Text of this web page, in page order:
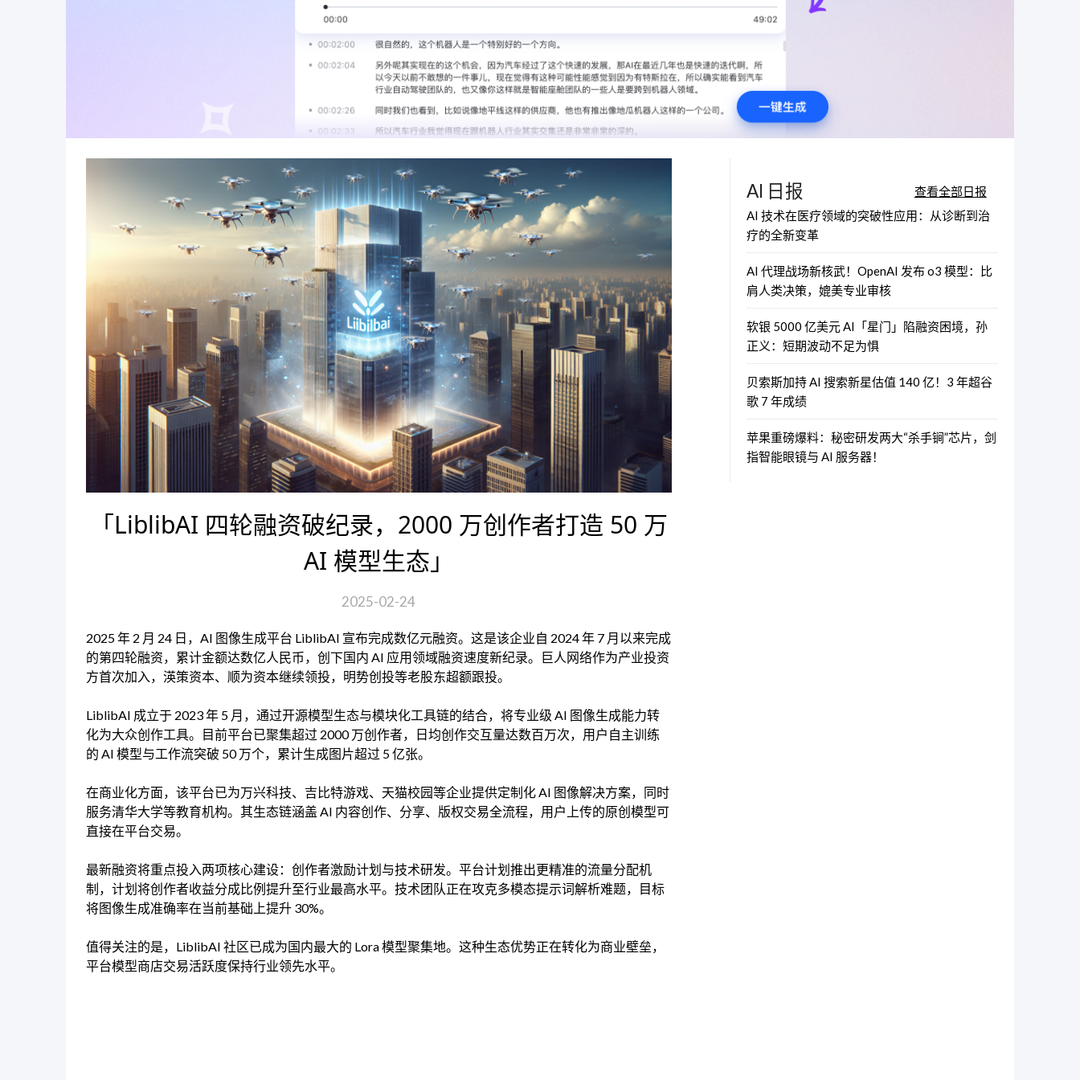
「LiblibAI 四轮融资破纪录，2000 万创作者打造 50 万
AI 模型生态」
2025-02-24
2025 年 2 月 24 日，AI 图像生成平台 LiblibAI 宣布完成数亿元融资。这是该企业自 2024 年 7 月以来完成
的第四轮融资，累计金额达数亿人民币，创下国内 AI 应用领域融资速度新纪录。巨人网络作为产业投资
方首次加入，渶策资本、顺为资本继续领投，明势创投等老股东超额跟投。
LiblibAI 成立于 2023 年 5 月，通过开源模型生态与模块化工具链的结合，将专业级 AI 图像生成能力转
化为大众创作工具。目前平台已聚集超过 2000 万创作者，日均创作交互量达数百万次，用户自主训练
的 AI 模型与工作流突破 50 万个，累计生成图片超过 5 亿张。
在商业化方面，该平台已为万兴科技、吉比特游戏、天猫校园等企业提供定制化 AI 图像解决方案，同时
服务清华大学等教育机构。其生态链涵盖 AI 内容创作、分享、版权交易全流程，用户上传的原创模型可
直接在平台交易。
最新融资将重点投入两项核心建设：创作者激励计划与技术研发。平台计划推出更精准的流量分配机
制，计划将创作者收益分成比例提升至行业最高水平。技术团队正在攻克多模态提示词解析难题，目标
将图像生成准确率在当前基础上提升 30%。
值得关注的是，LiblibAI 社区已成为国内最大的 Lora 模型聚集地。这种生态优势正在转化为商业壁垒，
平台模型商店交易活跃度保持行业领先水平。
AI 日报
查看全部日报
AI 技术在医疗领域的突破性应用：从诊断到治
疗的全新变革
AI 代理战场新核武！OpenAI 发布 o3 模型：比
肩人类决策，媲美专业审核
软银 5000 亿美元 AI「星门」陷融资困境，孙
正义：短期波动不足为惧
贝索斯加持 AI 搜索新星估值 140 亿！3 年超谷
歌 7 年成绩
苹果重磅爆料：秘密研发两大“杀手锏”芯片，剑
指智能眼镜与 AI 服务器！